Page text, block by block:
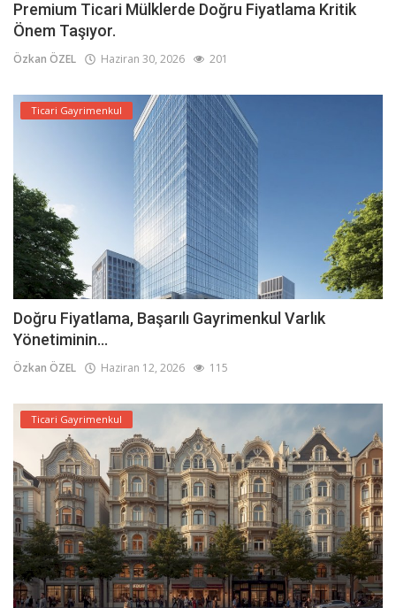
Premium Ticari Mülklerde Doğru Fiyatlama Kritik
Önem Taşıyor.
Özkan ÖZEL Haziran 30, 2026 201
Ticari Gayrimenkul
Doğru Fiyatlama, Başarılı Gayrimenkul Varlık
Yönetiminin...
Özkan ÖZEL Haziran 12, 2026 115
Ticari Gayrimenkul